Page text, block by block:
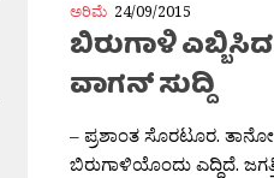
ಅರಿಮೆ 24/09/2015
ಬಿರುಗಾಳಿ
ವಾಗನ್ ಸುದ್ದಿ
– ಪ್ರಶಾಂತ ಸೊರಟೂರ.
ಬಿರುಗಾಳಿಯೊಂದು ಎದ್ದಿದೆ.